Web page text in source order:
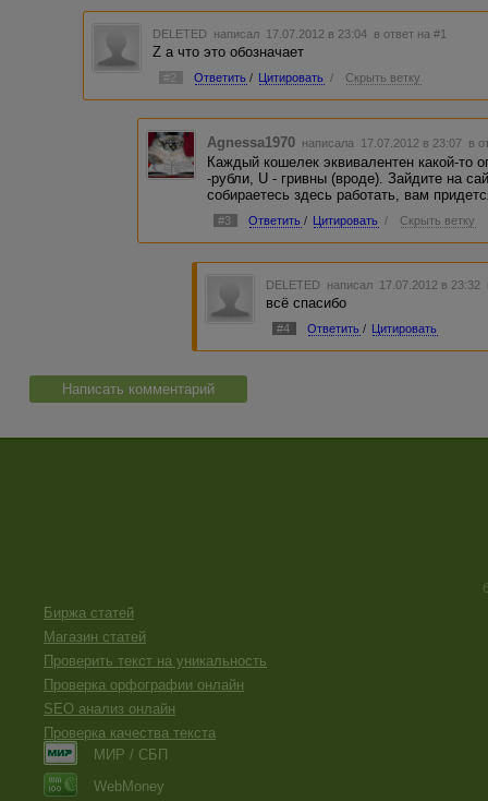
DELETED написал 17.07.2012 в 23:04 в ответ на #1
Z а что это обозначает
#2 Ответить / Цитировать / Скрыть ветку
Agnessa1970 написала 17.07.2012 в 23:07 в
Каждый кошелек эквивалентен какой-то
-рубли, U - гривны (вроде). Зайдите на
собираетесь здесь работать, вам
#3 Ответить / Цитировать / Скрыть ветку
DELETED написал 17.07.2012 в 23:32
всё спасибо
#4 Ответить / Цитировать
Написать комментарий
Биржа статей
Магазин статей
Проверить текст на уникальность
Проверка орфографии онлайн
SEO анализ онлайн
Проверка качества текста
МИР / СБП
WebMoney